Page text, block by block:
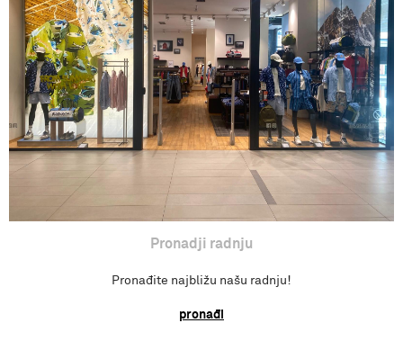
Povraćaj sredstva
Pronađi radnju
Isporuka
Pronadji radnju
Pronađite najbližu našu radnju!
pronađi